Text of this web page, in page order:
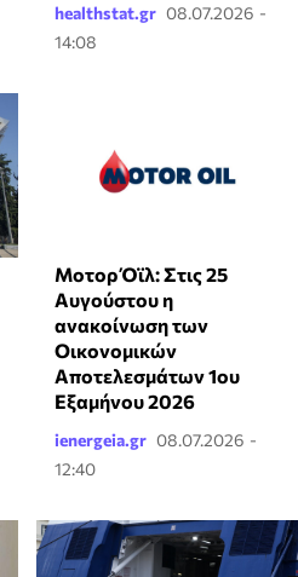
healthstat.gr 08.07.2026 -
14:08
Μοτορ Όϊλ: Στις 25
Αυγούστου η
ανακοίνωση των
Οικονομικών
Αποτελεσμάτων 1ου
Εξαμήνου 2026
ienergeia.gr 08.07.2026 -
12:40